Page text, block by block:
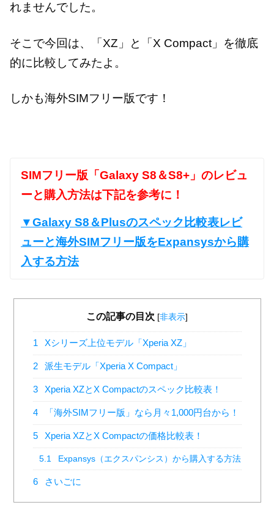
れませんでした。
そこで今回は、「XZ」と「X Compact」を徹底
的に比較してみたよ。
しかも海外SIMフリー版です！
SIMフリー版「Galaxy S8＆S8+」のレビュ
ーと購入方法は下記を参考に！
▼Galaxy S8＆Plusのスペック比較表レビ
ューと海外SIMフリー版をExpansysから購
入する方法
この記事の目次 [非表示]
1 Xシリーズ上位モデル「Xperia XZ」
2 派生モデル「Xperia X Compact」
3 Xperia XZとX Compactのスペック比較表！
4 「海外SIMフリー版」なら月々1,000円台から！
5 Xperia XZとX Compactの価格比較表！
5.1 Expansys（エクスパンシス）から購入する方法
6 さいごに